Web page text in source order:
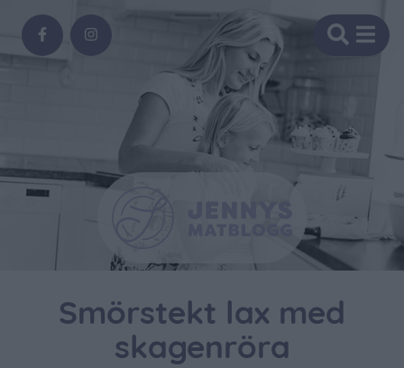
Smörstekt lax med
skagenröra